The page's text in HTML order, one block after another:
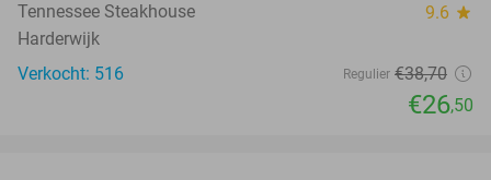
Tennessee Steakhouse 9.6 star
Harderwijk
Verkocht: 516
Regulier €38,70
€26,50